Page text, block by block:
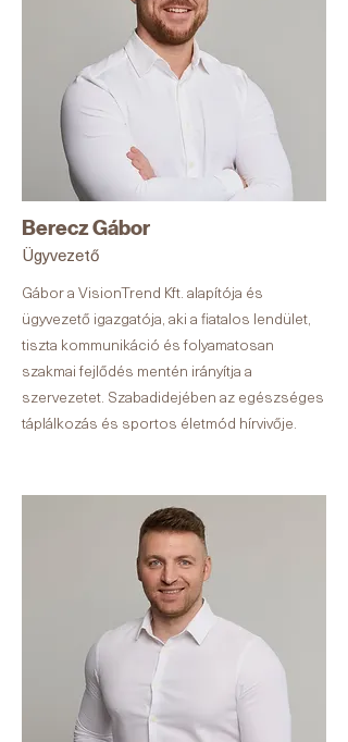
Berecz Gábor
Ügyvezető
Gábor a VisionTrend Kft. alapítója és
ügyvezető igazgatója, aki a fiatalos lendület,
tiszta kommunikáció és folyamatosan
szakmai fejlődés mentén irányítja a
szervezetet. Szabadidejében az egészséges
táplálkozás és sportos életmód hírvivője.